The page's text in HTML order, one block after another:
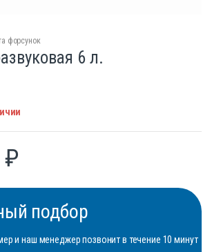
форсунок
6 л.
₽
подбор
и наш менеджер позвонит в течение 10 минут